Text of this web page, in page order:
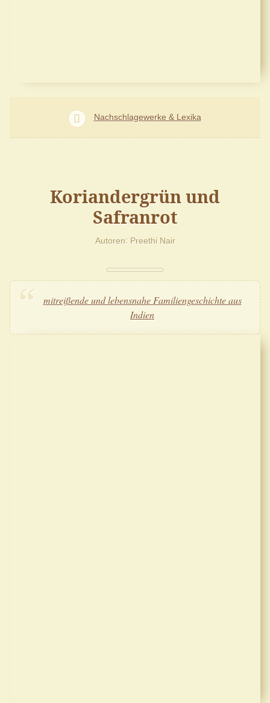
Nachschlagewerke & Lexika
Koriandergrün und
Safranrot
Autoren Preethi Nair
mitreißende und lebensnahe Familiengeschichte aus
Indien